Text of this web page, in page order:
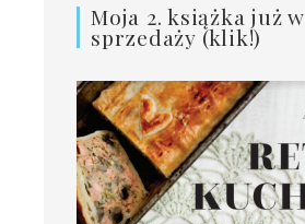
Moja 2. książka już w
sprzedaży (klik!)